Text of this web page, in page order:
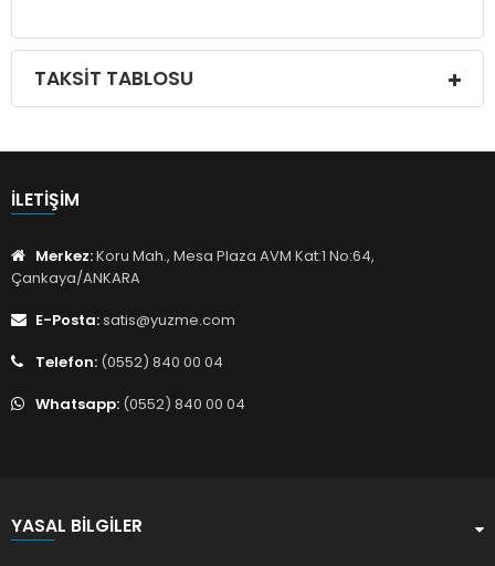
TAKSIT TABLOSU
İLETIŞIM
Merkez:Koru Mah., Mesa Plaza AVM Kat:1 No:64,
Çankaya/ANKARA
E-Posta:satis@yuzme.com
Telefon: (0552) 840 00 04
Whatsapp: (0552) 840 00 04
YASAL BILGILER